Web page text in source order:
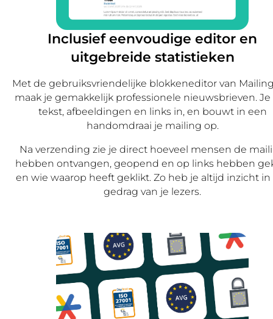
Inclusief eenvoudige editor en
uitgebreide statistieken
Met de gebruiksvriendelijke blokkeneditor van
maak je gemakkelijk professionele nieuwsbrieven. Je
tekst, afbeeldingen en links in, en bouwt in een
handomdraai je mailing op.
Na verzending zie je direct hoeveel mensen de
hebben ontvangen, geopend en op links hebben
en wie waarop heeft geklikt. Zo heb je altijd inzicht
gedrag van je lezers.